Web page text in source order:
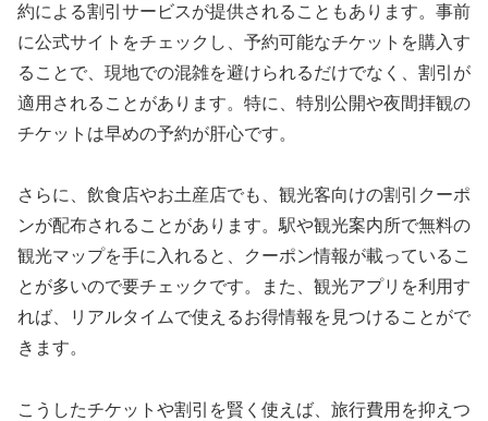
約による割引サービスが提供されることもあります。事前
に公式サイトをチェックし、予約可能なチケットを購入す
ることで、現地での混雑を避けられるだけでなく、割引が
適用されることがあります。特に、特別公開や夜間拝観の
チケットは早めの予約が肝心です。
さらに、飲食店やお土産店でも、観光客向けの割引クーポ
ンが配布されることがあります。駅や観光案内所で無料の
観光マップを手に入れると、クーポン情報が載っているこ
とが多いので要チェックです。また、観光アプリを利用す
れば、リアルタイムで使えるお得情報を見つけることがで
きます。
こうしたチケットや割引を賢く使えば、旅行費用を抑えつ